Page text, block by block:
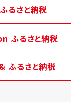
るさと納税
ふるさと納税
ふるさと納税